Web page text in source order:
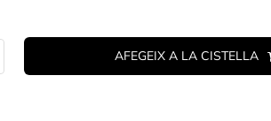
AFEGEIX A LA CISTELLA